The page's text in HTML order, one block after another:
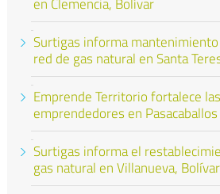
Surtigas informa
red de gas natural en Santa
Emprende Territorio fortalece
emprendedores en
Surtigas informa el
gas natural en Villanueva, Bolívar